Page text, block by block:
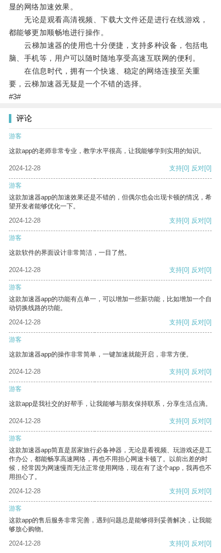
显的网络加速效果。
无论是观看高清视频、下载大文件还是进行在线游戏，
都能够更加顺畅地进行操作。
云梯加速器的使用也十分便捷，支持多种设备，包括电
脑、手机等，用户可以随时随地享受高速互联网的便利。
在信息时代，拥有一个快速、稳定的网络连接至关重
要，云梯加速器无疑是一个不错的选择。
#3#
评论
游客
这款app的老师非常专业，教学水平很高，让我能够学到实用的知识。
2024-12-28 支持[0] 反对[0]
游客
这款加速器app的加速效果还是不错的，但偶尔也会出现卡顿的情况，希
望开发者能够优化一下。
2024-12-28
支持[0] 反对[0]
游客
这款软件的界面设计非常简洁，一目了然。
2024-12-28 支持[0] 反对[0]
游客
这款加速器app的功能有点单一，可以增加一些新功能，比如增加一个自
动切换线路的功能。
2024-12-28
支持[0] 反对[0]
游客
这款加速器app的操作非常简单，一键加速就能开启，非常方便。
2024-12-28 支持[0] 反对[0]
游客
这款app是我社交的好帮手，让我能够与朋友保持联系，分享生活点滴。
2024-12-28 支持[0] 反对[0]
游客
这款加速器app简直是居家旅行必备神器，无论是看视频、玩游戏还是工
作办公，都能畅享高速网络，再也不用担心网速卡顿了。以前出差的时
候，经常因为网速慢而无法正常使用网络，现在有了这个app，我再也不
用担心了。
2024-12-28
支持[0] 反对[0]
游客
这款app的售后服务非常完善，遇到问题总是能够得到妥善解决，让我能
够放心购物。
2024-12-28
支持[0] 反对[0]